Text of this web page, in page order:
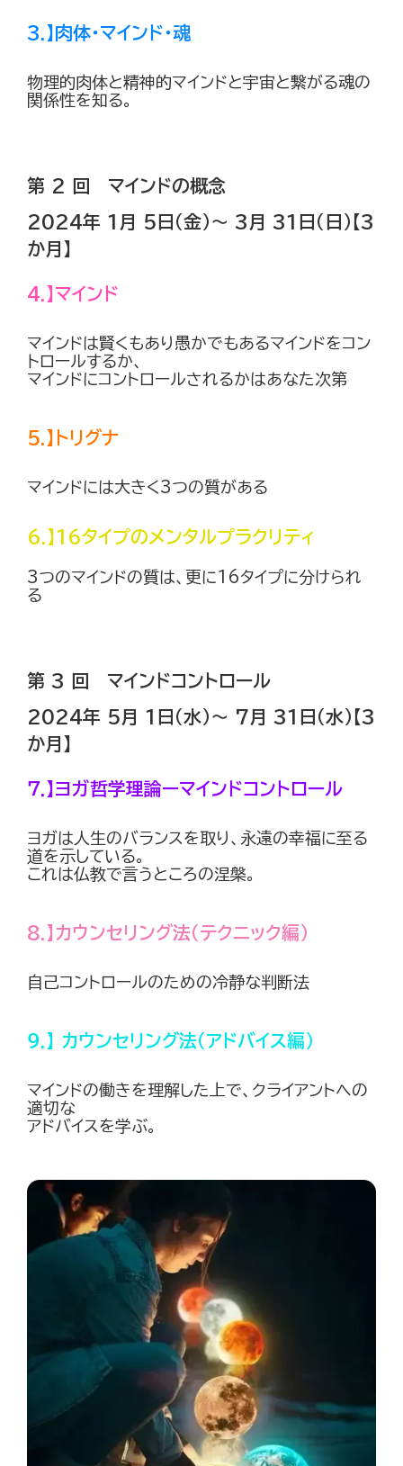
3.】肉体・マインド・魂
物理的肉体と精神的マインドと宇宙と繋がる魂の
関係性を知る。
第 2 回 マインドの概念
2024年 1月 5日（金）～ 3月 31日（日）【3
か月】
4.】マインド
マインドは賢くもあり愚かでもあるマインドをコン
トロールするか、
マインドにコントロールされるかはあなた次第
5.】トリグナ
マインドには大きく3つの質がある
6.】16タイプのメンタルプラクリティ
3つのマインドの質は、更に16タイプに分けられ
る
第 3 回 マインドコントロール
2024年 5月 1日（水）～ 7月 31日（水）【3
か月】
７.】ヨガ哲学理論ーマインドコントロール
ヨガは人生のバランスを取り、永遠の幸福に至る
道を示している。
これは仏教で言うところの涅槃。
8.】カウンセリング法（テクニック編）
自己コントロールのための冷静な判断法
９.】 カウンセリング法（アドバイス編）
マインドの働きを理解した上で、クライアントへの
適切な
アドバイスを学ぶ。